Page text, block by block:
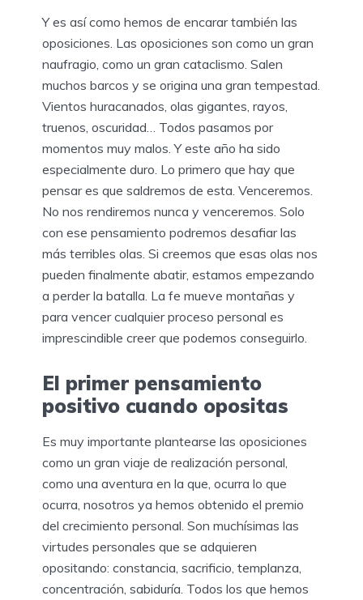
Y es así como hemos de encarar también las
oposiciones. Las oposiciones son como un gran
naufragio, como un gran cataclismo. Salen
muchos barcos y se origina una gran tempestad.
Vientos huracanados, olas gigantes, rayos,
truenos, oscuridad… Todos pasamos por
momentos muy malos. Y este año ha sido
especialmente duro. Lo primero que hay que
pensar es que saldremos de esta. Venceremos.
No nos rendiremos nunca y venceremos. Solo
con ese pensamiento podremos desafiar las
más terribles olas. Si creemos que esas olas nos
pueden finalmente abatir, estamos empezando
a perder la batalla. La fe mueve montañas y
para vencer cualquier proceso personal es
imprescindible creer que podemos conseguirlo.
El primer pensamiento
positivo cuando opositas
Es muy importante plantearse las oposiciones
como un gran viaje de realización personal,
como una aventura en la que, ocurra lo que
ocurra, nosotros ya hemos obtenido el premio
del crecimiento personal. Son muchísimas las
virtudes personales que se adquieren
opositando: constancia, sacrificio, templanza,
concentración, sabiduría. Todos los que hemos